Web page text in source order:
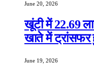
June 20, 2026
खूंटी में 22.69
खाते में ट्रांसफर
June 19, 2026